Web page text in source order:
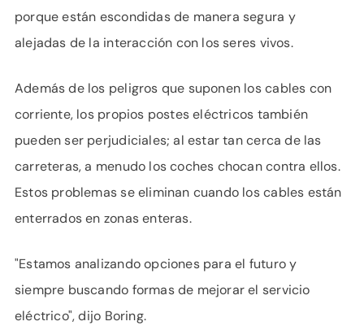
porque están escondidas de manera segura y
alejadas de la interacción con los seres vivos.
Además de los peligros que suponen los cables con
corriente, los propios postes eléctricos también
pueden ser perjudiciales; al estar tan cerca de las
carreteras, a menudo los coches chocan contra ellos.
Estos problemas se eliminan cuando los cables están
enterrados en zonas enteras.
"Estamos analizando opciones para el futuro y
siempre buscando formas de mejorar el servicio
eléctrico", dijo Boring.